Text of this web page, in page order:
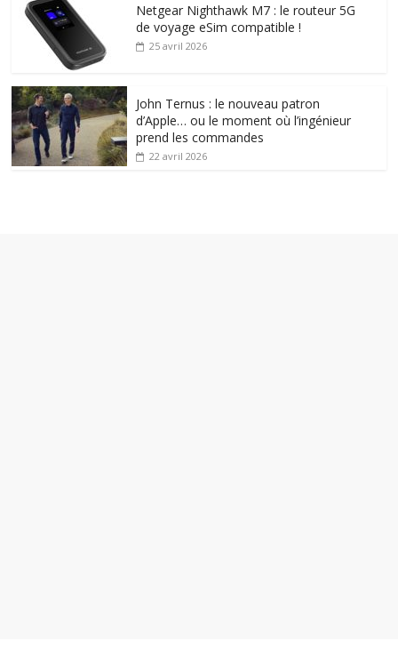
Netgear Nighthawk M7 : le routeur 5G
de voyage eSim compatible !
25 avril 2026
John Ternus : le nouveau patron
d’Apple… ou le moment où l’ingénieur
prend les commandes
22 avril 2026